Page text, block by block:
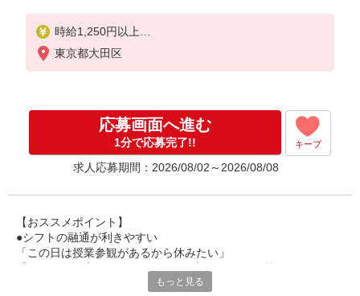
時給1,250円以上
試用期間中 時給1,250円以上(試用期間2ヶ月)
ます。
東京都大田区
応募画面へ進む
1分で応募完了!! キープ
求人応募期間：2026/08/02～2026/08/08
【おススメポイント】
●シフトの融通が利きやすい
「この日は授業参観があるから休みたい」
家庭や趣味の都合にも柔軟に対応しますので、お気軽にご相談く
もっと見る